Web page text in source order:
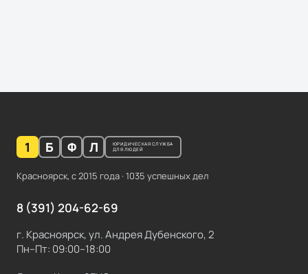
1 Б Ф Л
ЮРИДИЧЕСКАЯ СЛУЖБА
ДЛЯ ЛЮДЕЙ
Красноярск, с2015 года · 1035 успешных дел
8 (391) 204-62-69
г. Красноярск, ул. Андрея Дубенского, 2
Пн–Пт: 09:00–18:00